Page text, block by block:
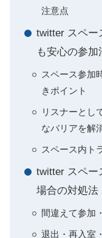
注意点
twitter スペー
も安心の参加
スペース参加
きポイント
リスナーとし
なバリアを解
スペース内ト
twitter スペー
場合の対処法
間違えて参加
退出・再入室